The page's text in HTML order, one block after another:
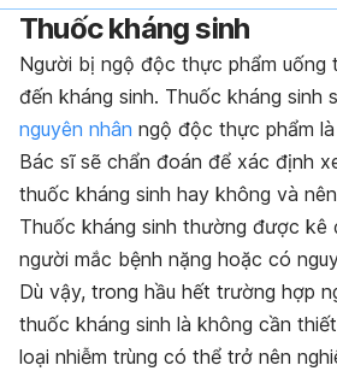
Thuốc kháng sinh
Người bị ngộ độc thực phẩm uống
đến kháng sinh. Thuốc kháng sinh
nguyên nhân ngộ độc thực phẩm
Bác sĩ sẽ chẩn đoán để xác định
thuốc kháng sinh hay không và
Thuốc kháng sinh thường được kê
người mắc bệnh nặng hoặc có
Dù vậy, trong hầu hết trường hợp
thuốc kháng sinh là không cần
loại nhiễm trùng có thể trở nên